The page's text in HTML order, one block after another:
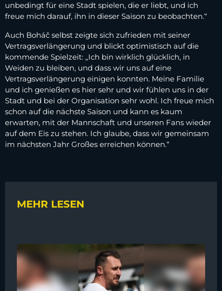
unbedingt für eine Stadt spielen, die er liebt, und ich
freue mich darauf, ihn in dieser Saison zu beobachten.“
Auch Boháč selbst zeigte sich zufrieden mit seiner
Vertragsverlängerung und blickt optimistisch auf die
kommende Spielzeit: „Ich bin wirklich glücklich, in
Weiden zu bleiben, und dass wir uns auf eine
Vertragsverlängerung einigen konnten. Meine Familie
und ich genießen es hier sehr und wir fühlen uns in der
Stadt und bei der Organisation sehr wohl. Ich freue mich
schon auf die nächste Saison und kann es kaum
erwarten, mit der Mannschaft und unseren Fans wieder
auf dem Eis zu stehen. Ich glaube, dass wir gemeinsam
im nächsten Jahr Großes erreichen können.“
MEHR LESEN